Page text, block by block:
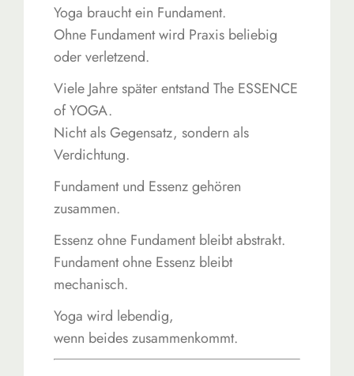
Yoga braucht ein Fundament.
Ohne Fundament wird Praxis beliebig
oder verletzend.
Viele Jahre später entstand The ESSENCE
of YOGA.
Nicht als Gegensatz, sondern als
Verdichtung.
Fundament und Essenz gehören
zusammen.
Essenz ohne Fundament bleibt abstrakt.
Fundament ohne Essenz bleibt
mechanisch.
Yoga wird lebendig,
wenn beides zusammenkommt.